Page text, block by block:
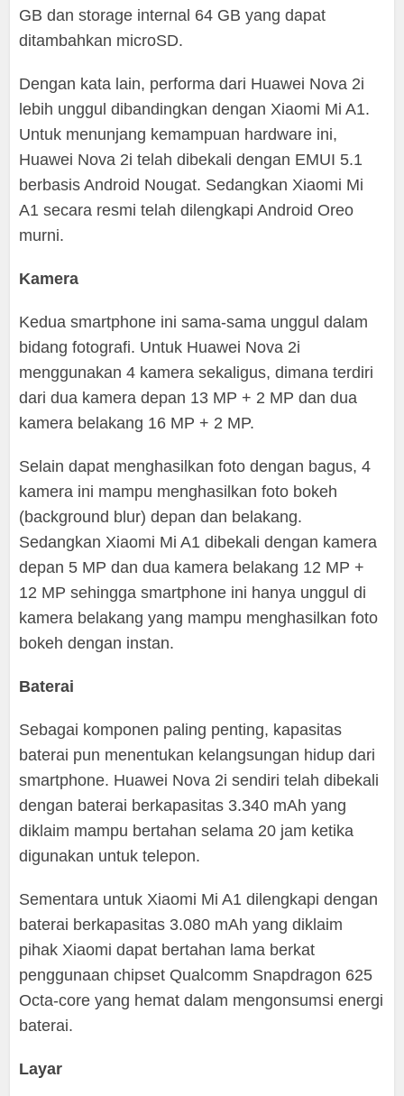
GB dan storage internal 64 GB yang dapat
ditambahkan microSD.
Dengan kata lain, performa dari Huawei Nova 2i
lebih unggul dibandingkan dengan Xiaomi Mi A1.
Untuk menunjang kemampuan hardware ini,
Huawei Nova 2i telah dibekali dengan EMUI 5.1
berbasis Android Nougat. Sedangkan Xiaomi Mi
A1 secara resmi telah dilengkapi Android Oreo
murni.
Kamera
Kedua smartphone ini sama-sama unggul dalam
bidang fotografi. Untuk Huawei Nova 2i
menggunakan 4 kamera sekaligus, dimana terdiri
dari dua kamera depan 13 MP + 2 MP dan dua
kamera belakang 16 MP + 2 MP.
Selain dapat menghasilkan foto dengan bagus, 4
kamera ini mampu menghasilkan foto bokeh
(background blur) depan dan belakang.
Sedangkan Xiaomi Mi A1 dibekali dengan kamera
depan 5 MP dan dua kamera belakang 12 MP +
12 MP sehingga smartphone ini hanya unggul di
kamera belakang yang mampu menghasilkan foto
bokeh dengan instan.
Baterai
Sebagai komponen paling penting, kapasitas
baterai pun menentukan kelangsungan hidup dari
smartphone. Huawei Nova 2i sendiri telah dibekali
dengan baterai berkapasitas 3.340 mAh yang
diklaim mampu bertahan selama 20 jam ketika
digunakan untuk telepon.
Sementara untuk Xiaomi Mi A1 dilengkapi dengan
baterai berkapasitas 3.080 mAh yang diklaim
pihak Xiaomi dapat bertahan lama berkat
penggunaan chipset Qualcomm Snapdragon 625
Octa-core yang hemat dalam mengonsumsi energi
baterai.
Layar